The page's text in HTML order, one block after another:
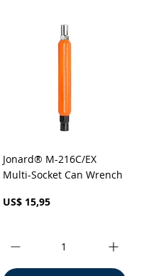
Visualização rápida
Jonard® M-216C/EX
Multi-Socket Can Wrench
Preço
US$ 15,95